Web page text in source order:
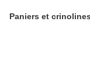
Paniers et crinolines